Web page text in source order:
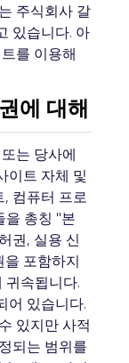
주식회사 갈
있습니다. 아
를 이용해
에 대해
는 당사에
이트 자체 및
컴퓨터 프로
을 총칭 "본
권, 실용 신
포함하지
귀속됩니다.
어 있습니다.
있지만 사적
되는 범위를